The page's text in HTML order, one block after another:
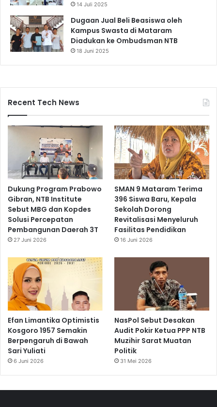
14 Juli 2025
Dugaan Jual Beli Beasiswa oleh
Kampus Swasta di Mataram
Diadukan ke Ombudsman NTB
18 Juni 2025
Recent Tech News
Dukung Program Prabowo
Gibran, NTB Institute
Sebut MBG dan Kopdes
Solusi Percepatan
Pembangunan Daerah 3T
27 Juni 2026
SMAN 9 Mataram Terima
396 Siswa Baru, Kepala
Sekolah Dorong
Revitalisasi Menyeluruh
Fasilitas Pendidikan
16 Juni 2026
Efan Limantika Optimistis
Kosgoro 1957 Semakin
Berpengaruh di Bawah
Sari Yuliati
6 Juni 2026
NasPol Sebut Desakan
Audit Pokir Ketua PPP NTB
Muzihir Sarat Muatan
Politik
31 Mei 2026